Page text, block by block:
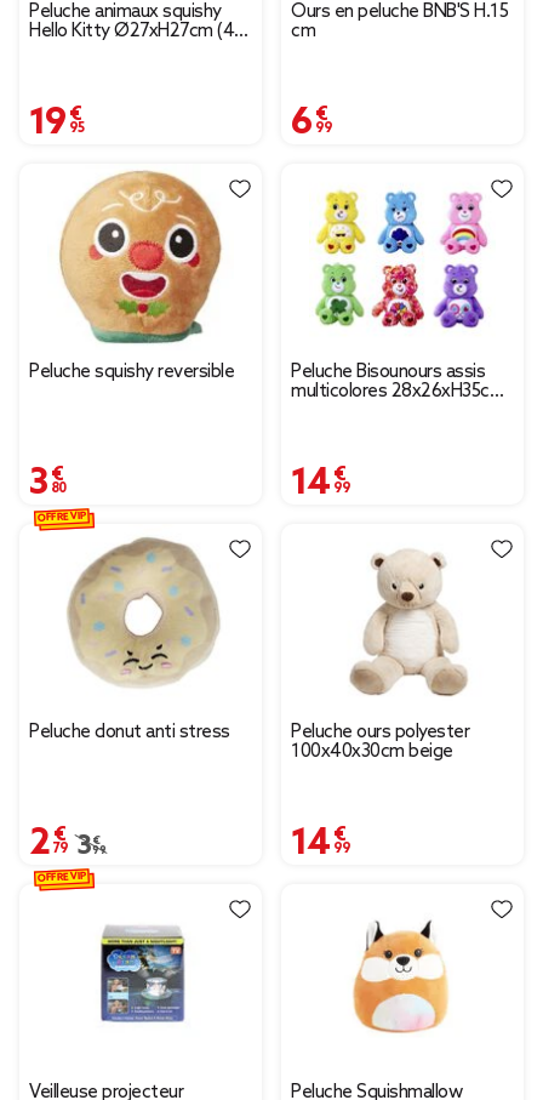
Peluche animaux squishy
Hello Kitty Ø27xH27cm (4
19,95 €
Ours en peluche BNB'S H.15
cm
6,99 €
Peluche squishy reversible
3,80 €
Peluche Bisounours assis
multicolores 28x26xH35cm
14,99 €
Peluche donut anti stress
2,79 €
Prix remisé de 3,99 € à 2,79 €
3,99 €
OFFRE VIP
Peluche ours polyester
100x40x30cm beige
14,99 €
Veilleuse projecteur
OFFRE VIP
Peluche Squishmallow